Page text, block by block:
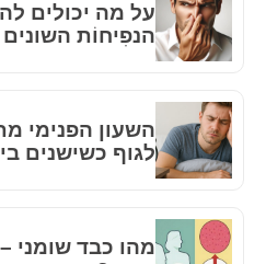
על מה יכולים
הנפִיחוֹת השונים
השעון הפנימי
לגוף כשישנים
מהו כבד שומני